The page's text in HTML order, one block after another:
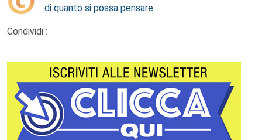
di quanto si possa pensare
Condividi :